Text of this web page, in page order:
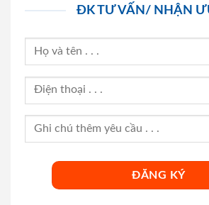
ĐK TƯ VẤN/ NHẬN